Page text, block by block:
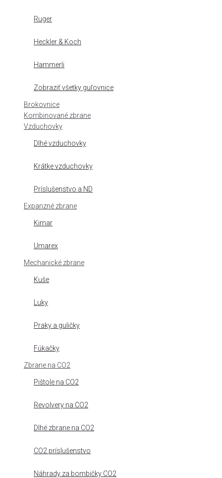
Ruger
Heckler & Koch
Hammerli
Zobraziť všetky guľovnice
Brokovnice
Kombinované zbrane
Vzduchovky
Dlhé vzduchovky
Krátke vzduchovky
Príslušenstvo a ND
Expanzné zbrane
Kimar
Umarex
Mechanické zbrane
Kuše
Luky
Praky a guličky
Fúkačky
Zbrane na CO2
Pištole na CO2
Revolvery na CO2
Dlhé zbrane na CO2
CO2 príslušenstvo
Náhrady za bombičky CO2